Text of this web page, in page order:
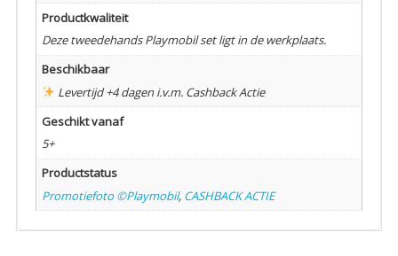
Productkwaliteit
Deze tweedehands Playmobil set ligt in de werkplaats.
Beschikbaar
Levertijd +4 dagen i.v.m. Cashback Actie
Geschikt vanaf
5+
Productstatus
Promotiefoto ©Playmobil, CASHBACK ACTIE